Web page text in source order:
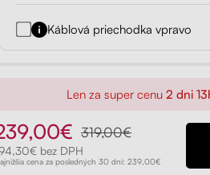
Káblová priechodka vpravo
Len za super cenu 2 dni
319,00€
bez DPH
cena za posledných 30 dní: 239,00€